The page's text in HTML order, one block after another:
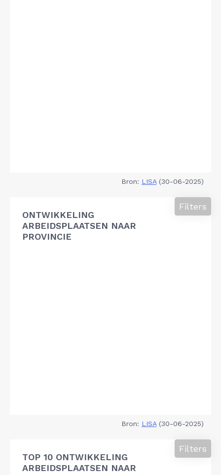
Bron: LISA(30-06-2025)
ONTWIKKELING
ARBEIDSPLAATSEN NAAR
PROVINCIE
Filters
Bron: LISA(30-06-2025)
TOP 10 ONTWIKKELING
ARBEIDSPLAATSEN NAAR
Filters